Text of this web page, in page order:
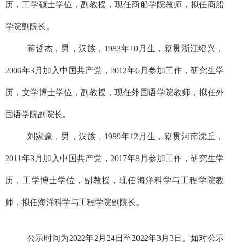
历，工学硕士学位，副教授，现任商船学院教师，拟任商船
学院副院长。
蒋哲杰，男，汉族，1983年10月生，籍贯浙江绍兴，
2006年3月加入中国共产党，2012年6月参加工作，研究生学
历，文学博士学位，副教授，现任外国语学院教师，拟任外
国语学院副院长。
刘家豪，男，汉族，1989年12月生，籍贯河南沈丘，
2011年3月加入中国共产党，2017年8月参加工作，研究生学
历，工学博士学位，副教授，现任海洋科学与工程学院教
师，拟任海洋科学与工程学院副院长。
公示时间为2022年2月24日至2022年3月3日。如对公示